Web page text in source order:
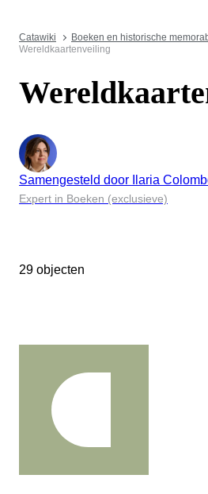
Catawiki Boeken en historische
Wereldkaartenveiling
Samengesteld door Ilaria
Expert in Boeken (exclusieve)
29 objecten